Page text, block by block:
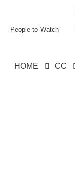
People to Watch
HOME CC